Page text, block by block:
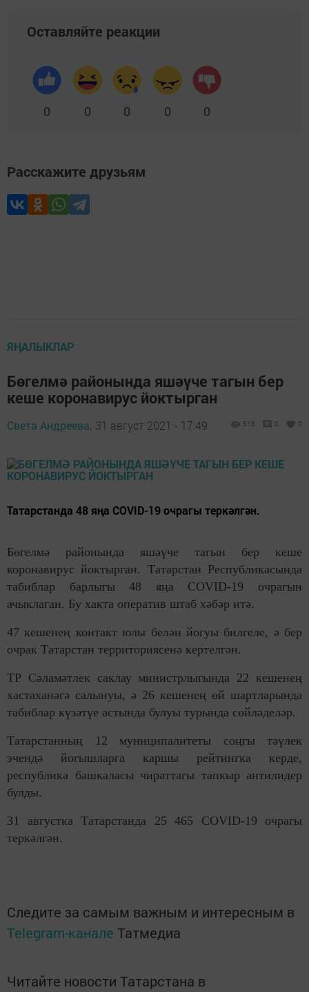
Оставляйте реакции
0 0 0 0 0
Расскажите друзьям
ЯҢАЛЫКЛАР
Бөгелмә районында яшәүче тагын бер
кеше коронавирус йоктырган
Света Андреева, 31 август 2021 - 17:49 518 0 0
Татарстанда 48 яңа COVID-19 очрагы теркәлгән.
Бөгелмә районында яшәүче тагын бер кеше
коронавирус йоктырган. Татарстан Республикасында
табиблар барлыгы 48 яңа COVID-19 очрагын
ачыклаган. Бу хакта оператив штаб хәбәр итә.
47 кешенең контакт юлы белән йогуы билгеле, ә бер
очрак Татарстан территориясенә кертелгән.
ТР Сәламәтлек саклау министрлыгында 22 кешенең
хастаханәгә салынуы, ә 26 кешенең өй шартларында
табиблар күзәтүе астында булуы турында сөйләделәр.
Татарстанның 12 муниципалитеты соңгы тәүлек
эчендә йогышларга каршы рейтингка керде,
республика башкаласы чираттагы тапкыр антилидер
булды.
31 августка Татарстанда 25 465 COVID-19 очрагы
теркәлгән.
Следите за самым важным и интересным в
Telegram-канале Татмедиа
Читайте новости Татарстана в